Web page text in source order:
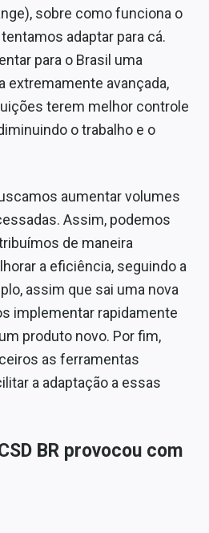
sobre como funciona o
adaptar para cá.
para o Brasil uma
extremamente avançada,
terem melhor controle
o trabalho e o
aumentar volumes
Assim, podemos
de maneira
a eficiência, seguindo a
assim que sai uma nova
implementar rapidamente
produto novo. Por fim,
as ferramentas
a adaptação a essas
BR provocou com